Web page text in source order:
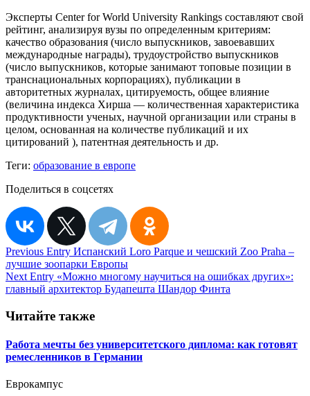
Эксперты Center for World University Rankings составляют свой
рейтинг, анализируя вузы по определенным критериям:
качество образования (число выпускников, завоевавших
международные награды), трудоустройство выпускников
(число выпускников, которые занимают топовые позиции в
транснациональных корпорациях), публикации в
авторитетных журналах, цитируемость, общее влияние
(величина индекса Хирша — количественная характеристика
продуктивности ученых, научной организации или страны в
целом, основанная на количестве публикаций и их
цитирований ), патентная деятельность и др.
Теги: образование в европе
Поделиться в соцсетях
Навигация
по
записям
Previous Entry Испанский Loro Parque и чешский Zoo Praha –
лучшие зоопарки Европы
Next Entry «Можно многому научиться на ошибках других»:
главный архитектор Будапешта Шандор Финта
Читайте также
Работа мечты без университетского диплома: как готовят
ремесленников в Германии
Еврокампус